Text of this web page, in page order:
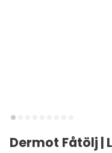
Dermot Fåtölj |